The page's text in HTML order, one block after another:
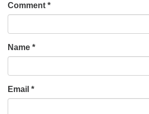
Comment *
Name *
Email *